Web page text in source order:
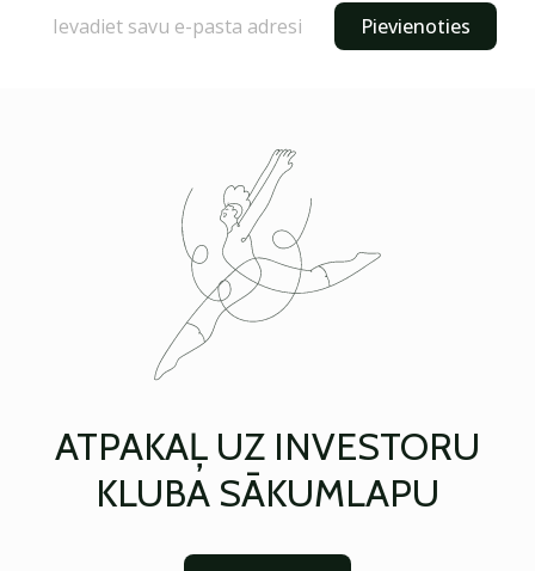
Pievienoties
ATPAKAĻ UZ INVESTORU
KLUBA SĀKUMLAPU